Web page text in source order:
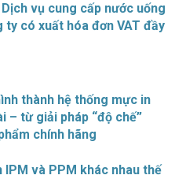
vụ cung cấp nước uống
ty có xuất hóa đơn VAT đầy
thành hệ thống mực in
– từ giải pháp “độ chế”
chính hãng
IPM và PPM khác nhau thế